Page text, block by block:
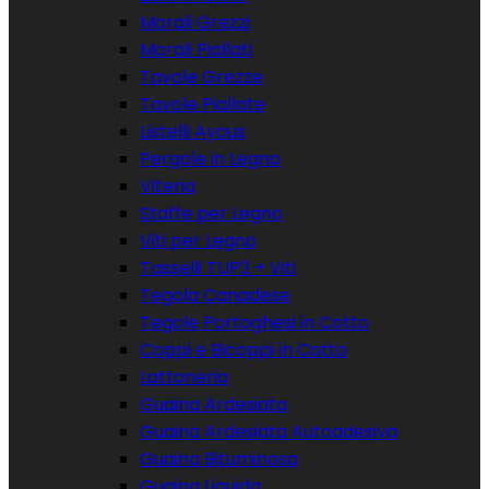
Morali Grezzi
Morali Piallati
Tavole Grezze
Tavole Piallate
Listelli Ayous
Pergole in Legno
Viteria
Staffe per Legno
Viti per Legno
Tasselli TUP3 + Viti
Tegola Canadese
Tegole Portoghesi in Cotto
Coppi e Bicoppi in Cotto
Lattoneria
Guaina Ardesiata
Guaina Ardesiata Autoadesiva
Guaina Bituminosa